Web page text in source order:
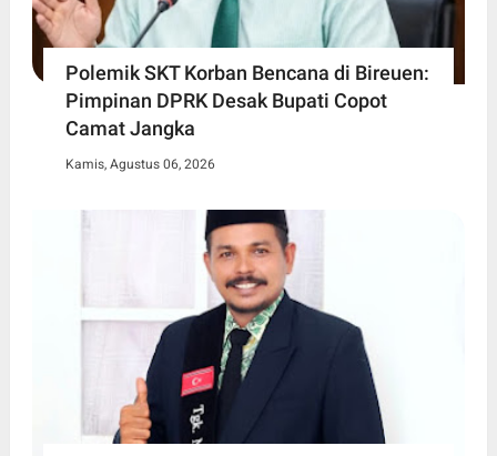
Polemik SKT Korban Bencana di Bireuen:
Pimpinan DPRK Desak Bupati Copot
Camat Jangka
Kamis, Agustus 06, 2026